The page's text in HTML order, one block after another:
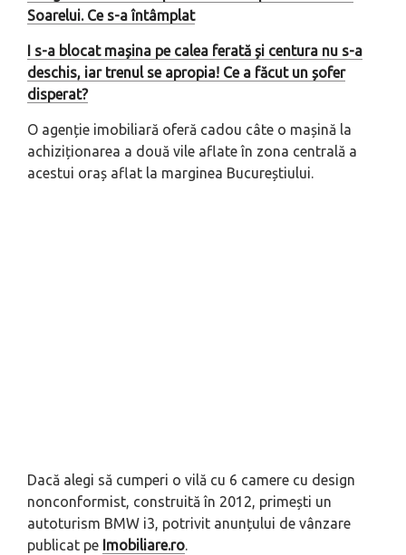
Soarelui. Ce s-a întâmplat
I s-a blocat mașina pe calea ferată și centura nu s-a
deschis, iar trenul se apropia! Ce a făcut un șofer
disperat?
O agenție imobiliară oferă cadou câte o mașină la
achiziționarea a două vile aflate în zona centrală a
acestui oraș aflat la marginea Bucureștiului.
Dacă alegi să cumperi o vilă cu 6 camere cu design
nonconformist, construită în 2012, primești un
autoturism BMW i3, potrivit anunțului de vânzare
publicat pe Imobiliare.ro.